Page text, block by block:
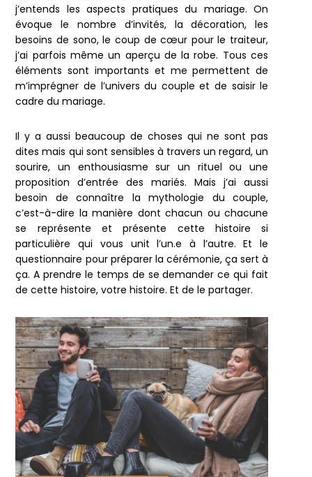
j’entends les aspects pratiques du mariage. On
évoque le nombre d’invités, la décoration, les
besoins de sono, le coup de cœur pour le traiteur,
j’ai parfois même un aperçu de la robe. Tous ces
éléments sont importants et me permettent de
m’imprégner de l’univers du couple et de saisir le
cadre du mariage.
Il y a aussi beaucoup de choses qui ne sont pas
dites mais qui sont sensibles à travers un regard, un
sourire, un enthousiasme sur un rituel ou une
proposition d’entrée des mariés. Mais j’ai aussi
besoin de connaître la mythologie du couple,
c’est-à-dire la manière dont chacun ou chacune
se représente et présente cette histoire si
particulière qui vous unit l’un.e à l’autre. Et le
questionnaire pour préparer la cérémonie, ça sert à
ça. A prendre le temps de se demander ce qui fait
de cette histoire, votre histoire. Et de le partager.